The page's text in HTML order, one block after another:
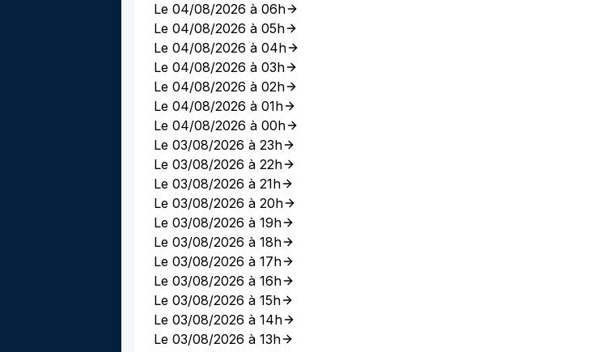
Le 04/08/2026 à 06h
Le 04/08/2026 à 05h
Le 04/08/2026 à 04h
Le 04/08/2026 à 03h
Le 04/08/2026 à 02h
Le 04/08/2026 à 01h
Le 04/08/2026 à 00h
Le 03/08/2026 à 23h
Le 03/08/2026 à 22h
Le 03/08/2026 à 21h
Le 03/08/2026 à 20h
Le 03/08/2026 à 19h
Le 03/08/2026 à 18h
Le 03/08/2026 à 17h
Le 03/08/2026 à 16h
Le 03/08/2026 à 15h
Le 03/08/2026 à 14h
Le 03/08/2026 à 13h